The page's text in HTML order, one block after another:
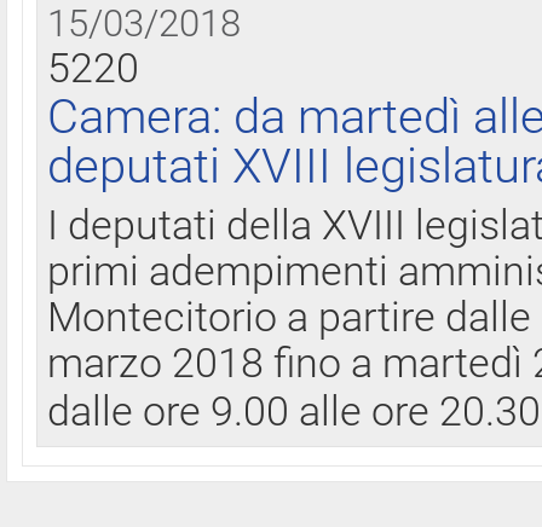
15/03/2018
5220
Camera: da martedì
deputati XVIII
I deputati della XVIII
primi adempimenti
Montecitorio a partire
marzo 2018 fino a
dalle ore 9.00 alle ore